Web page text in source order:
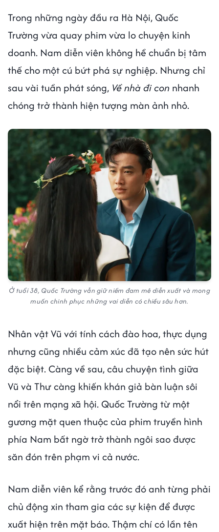
Trong những ngày đầu ra Hà Nội, Quốc
Trường vừa quay phim vừa lo chuyện kinh
doanh. Nam diễn viên không hề chuẩn bị tâm
thế cho một cú bứt phá sự nghiệp. Nhưng chỉ
sau vài tuần phát sóng, Về nhà đi con nhanh
chóng trở thành hiện tượng màn ảnh nhỏ.
Ở tuổi 38, Quốc Trường vẫn giữ niềm đam mê diễn xuất và mong
muốn chinh phục những vai diễn có chiều sâu hơn.
Nhân vật Vũ với tính cách đào hoa, thực dụng
nhưng cũng nhiều cảm xúc đã tạo nên sức hút
đặc biệt. Càng về sau, câu chuyện tình giữa
Vũ và Thư càng khiến khán giả bàn luận sôi
nổi trên mạng xã hội. Quốc Trường từ một
gương mặt quen thuộc của phim truyền hình
phía Nam bất ngờ trở thành ngôi sao được
săn đón trên phạm vi cả nước.
Nam diễn viên kể rằng trước đó anh từng phải
chủ động xin tham gia các sự kiện để được
xuất hiện trên mặt báo. Thậm chí có lần tên